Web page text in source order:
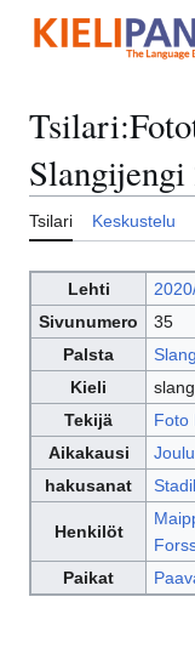
sisältöön
Tsilari:
Slangijengi
Tsilari Keskustelu
Lehti
Sivunumero
35
Palsta
Kieli
Tekijä
Foto
Aikakausi
hakusanat
Henkilöt
Paikat